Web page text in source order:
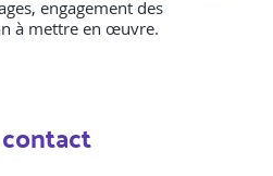
engagement des
à mettre en œuvre.